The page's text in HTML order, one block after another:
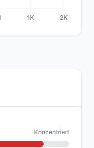
Konzentriert